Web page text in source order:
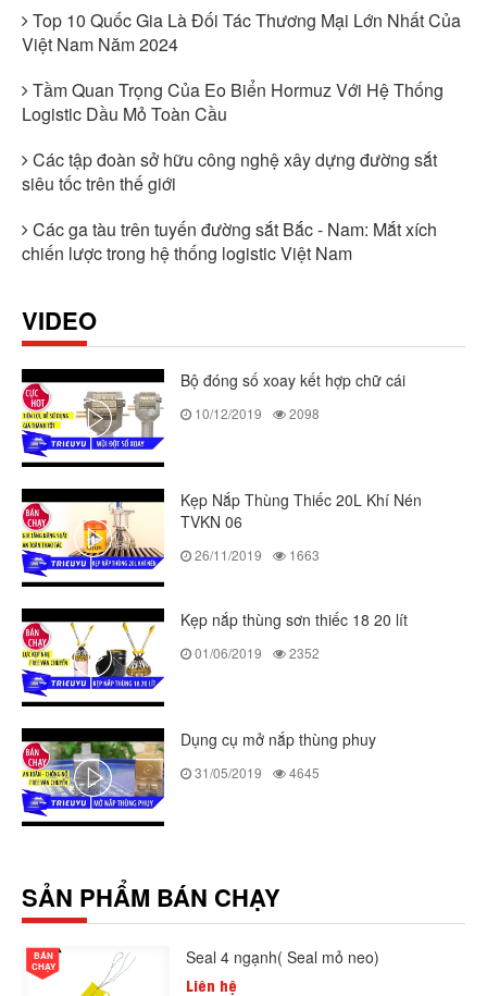
Top 10 Quốc Gia Là Đối Tác Thương Mại Lớn Nhất Của
Việt Nam Năm 2024
Tầm Quan Trọng Của Eo Biển Hormuz Với Hệ Thống
Logistic Dầu Mỏ Toàn Cầu
Các tập đoàn sở hữu công nghệ xây dựng đường sắt
siêu tốc trên thế giới
Các ga tàu trên tuyến đường sắt Bắc - Nam: Mắt xích
chiến lược trong hệ thống logistic Việt Nam
VIDEO
Bộ đóng số xoay kết hợp chữ cái
10/12/2019 2098
Kẹp Nắp Thùng Thiếc 20L Khí Nén
TVKN 06
26/11/2019 1663
Kẹp nắp thùng sơn thiếc 18 20 lít
01/06/2019 2352
Dụng cụ mở nắp thùng phuy
31/05/2019 4645
SẢN PHẨM BÁN CHẠY
BÁN
CHẠY
Seal 4 ngạnh( Seal mỏ neo)
Liên hệ